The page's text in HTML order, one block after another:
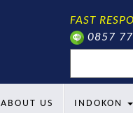
FAST
0857
ABOUT US INDOKON